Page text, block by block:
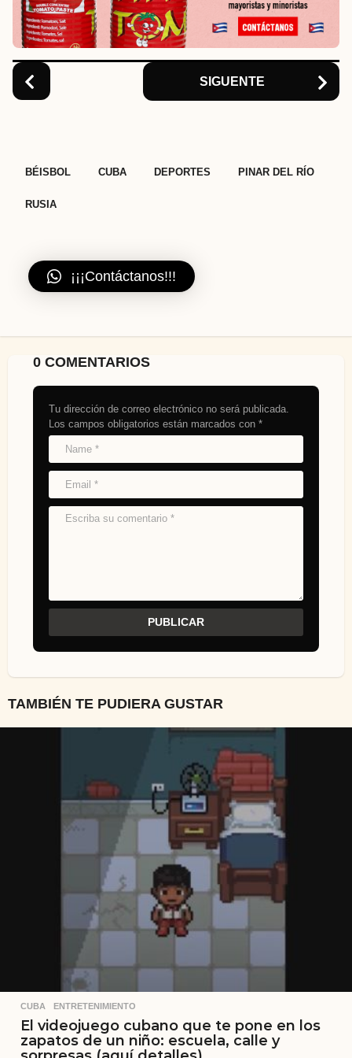
o
n
SIGUENTE
BÉISBOL CUBA DEPORTES PINAR DEL RÍO
RUSIA
¡¡¡Contáctanos!!!
0 COMENTARIOS
Tu dirección de correo electrónico no será publicada.
Los campos obligatorios están marcados con *
TAMBIÉN TE PUDIERA GUSTAR
CUBA ,ENTRETENIMIENTO
El videojuego cubano que te pone en los
zapatos de un niño: escuela, calle y